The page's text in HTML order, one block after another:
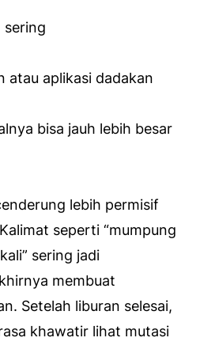
sering
atau aplikasi dadakan
bisa jauh lebih besar
lebih permisif
seperti “mumpung
sering jadi
membuat
Setelah liburan selesai,
khawatir lihat mutasi